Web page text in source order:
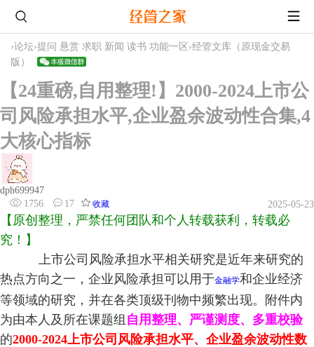
›论坛›提问 悬赏 求职 新闻 读书 功能一区 ›经管文库（原现金交易
版）
【24重磅,自用整理!】2000-2024上市公
司风险承担水平,企业盈余波动性合集,4
大核心指标
dph699947
1756
17 收藏 2025-05-23
【原创整理，严禁任何团队和个人转载获利，转载必
究！】
上市公司风险承担水平相关研究是近年来研究的
热点方向之一，企业风险承担可以用于金融学和企业经济
等领域的研究，并在各类顶级刊物中频繁出现。附件内
为由本人及所在课题组 自用整理、严谨测度、多重校验
的2000-2024 上市公司风险承担水平、企业盈余波动性数